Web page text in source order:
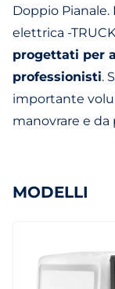
Doppio Pianale.
elettrica -
progettati per
professionisti.
importante
manovrare e
MODELLI